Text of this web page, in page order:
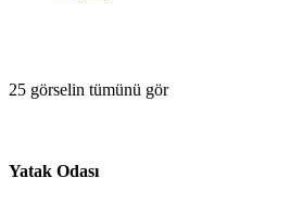
25 görselin tümünü gör
Yatak Odası